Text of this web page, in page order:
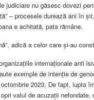
judiciare nu găsesc dovezi
– procesele durează ani în
e achitată, pata rămâne.
adică a celor care și-au
internaționale anti
exemple de intenție de
2023. De fapt, lupta
valul de acuzații